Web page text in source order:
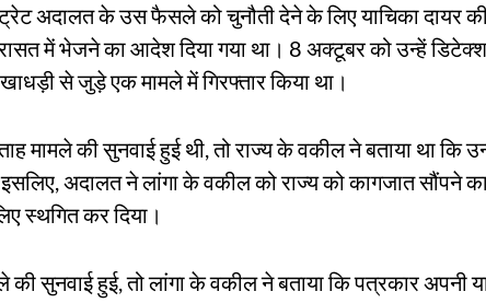
अदालत के उस फैसले को चुनौती देने के लिए याचिका दायर
में भेजने का आदेश दिया गया था। 8 अक्टूबर को उन्हें
से जुड़े एक मामले में गिरफ्तार किया था।
मामले की सुनवाई हुई थी, तो राज्य के वकील ने बताया था कि
इसलिए, अदालत ने लांगा के वकील को राज्य को कागजात सौंपने
स्थगित कर दिया।
सुनवाई हुई, तो लांगा के वकील ने बताया कि पत्रकार अपनी